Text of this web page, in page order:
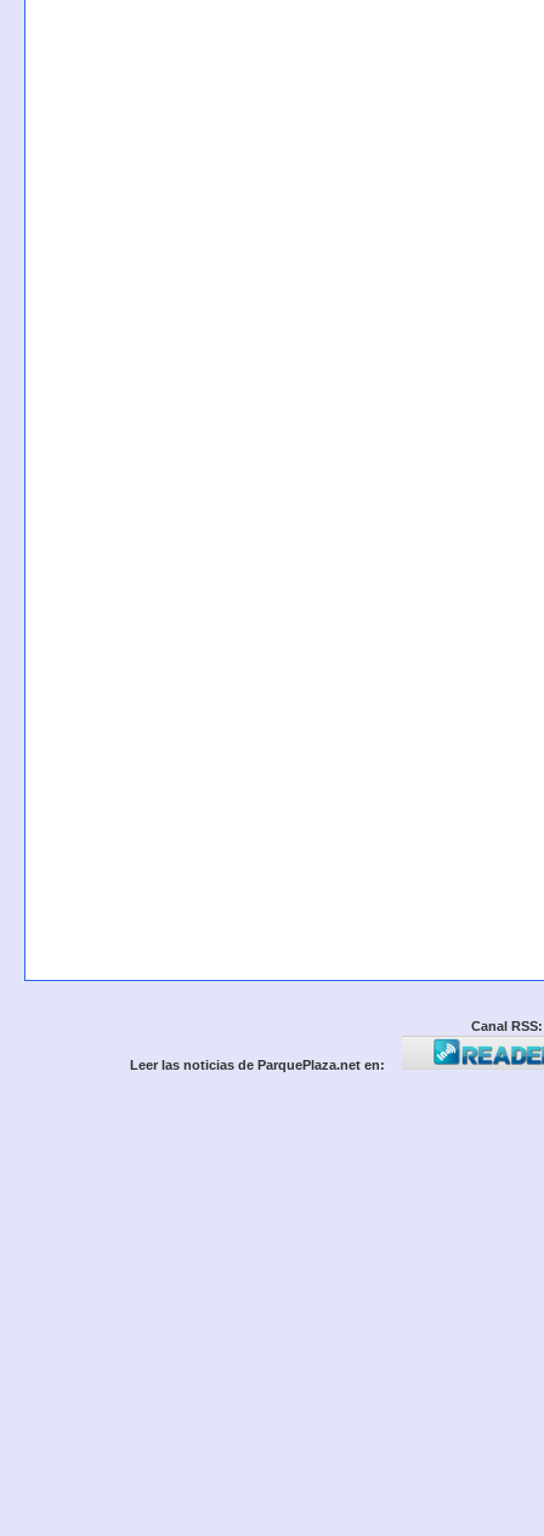
Canal RSS:
Leer las noticias de ParquePlaza.net en: